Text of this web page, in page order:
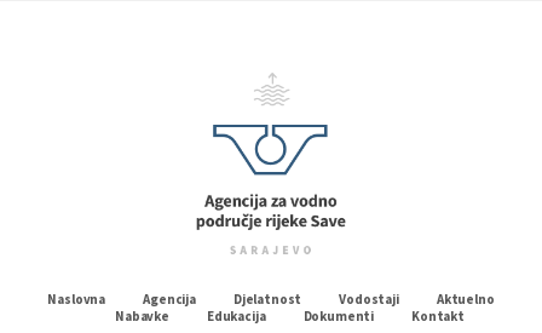
Naslovna Agencija Djelatnost Vodostaji
Aktuelno
Nabavke
Edukacija Dokumenti Kontakt